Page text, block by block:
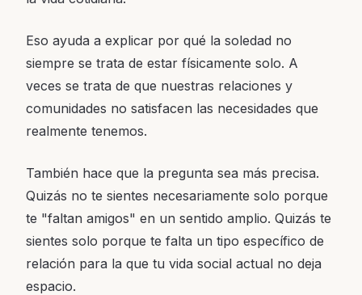
Eso ayuda a explicar por qué la soledad no
siempre se trata de estar físicamente solo. A
veces se trata de que nuestras relaciones y
comunidades no satisfacen las necesidades que
realmente tenemos.
También hace que la pregunta sea más precisa.
Quizás no te sientes necesariamente solo porque
te "faltan amigos" en un sentido amplio. Quizás te
sientes solo porque te falta un tipo específico de
relación para la que tu vida social actual no deja
espacio.